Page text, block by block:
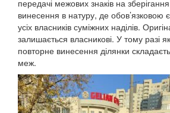
передачі межових знаків на
винесення в натуру, де обов’язковою є
усіх власників суміжних наділів.
залишається власникові. У тому разі
повторне винесення ділянки
меж.